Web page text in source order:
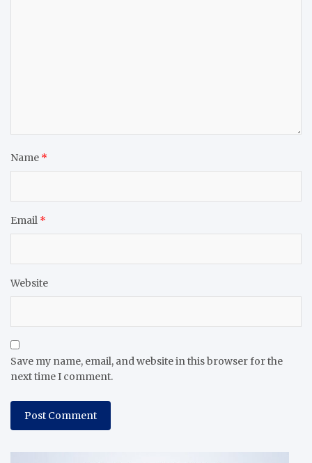
Name *
Email *
Website
Save my name, email, and website in this browser for the
next time I comment.